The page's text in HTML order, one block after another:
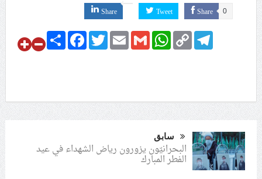
Share 0
Tweet
Share
Share FacebookTwitterEmailGmailWhatsApp
Copy
Link
سابق
البحرانيّون يزورون رياض الشهداء في عيد
الفطر المبارك